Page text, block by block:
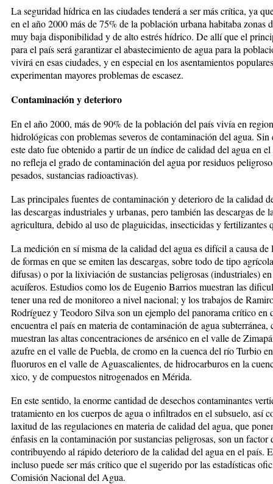
La seguridad hídrica en las ciudades tenderá a ser más crítica, ya
en el año 2000 más de 75% de la población urbana habitaba zonas
muy baja disponibilidad y de alto estrés hídrico. De allí que el
para el país será garanti­zar el abastecimiento de agua para la
vivirá en esas ciudades, y en especial en los asentamientos
experimentan mayores pro­blemas de escasez.
Contaminación y deterioro
En el año 2000, más de 90% de la po­bla­ción del país vivía en
hidrológicas con problemas severos de contaminación del agua. Sin
este dato fue obtenido a partir de un ín­dice de calidad del agua en el
no refleja el grado de contaminación del agua por residuos
pesados, sustancias radioactivas).
Las principales fuentes de con­ta­minación y deterioro de la calidad
las descargas industriales y urbanas, pero también las descargas de
agricultura, debido al uso de pla­guicidas, insecticidas y fertilizantes
La medición en sí misma de la cali­dad del agua es difícil a causa de
de formas en que se emiten las descargas, sobre todo de tipo
difusas) o por la lixiviación de sustancias peligrosas (industriales)
acuíferos. Estudios como los de Eugenio Barrios muestran las
tener una red de monitoreo a nivel nacional; y los trabajos de
Rodríguez y Teodoro Silva son un ejemplo del panorama crítico en
encuentra el país en materia de con­taminación de agua subterránea,
muestran las altas concentraciones de arsénico en el valle de
azufre en el valle de Puebla, de cromo en la cuenca del río Turbio
fluoruros en el valle de Aguascalientes, de hidrocarburos en la
xico, y de compuestos nitrogenados en Mérida.
En este sentido, la enorme cantidad de desechos contaminantes
tratamiento en los cuerpos de agua o infiltrados en el subsuelo, así
laxitud de las regulaciones en materia de calidad del agua, que
énfasis en la contaminación por sustancias peligrosas, son un factor
contribuyendo al rápido deterioro de la calidad del agua en el país.
incluso puede ser más crítico que el sugerido por las es­tadísticas
Comisión Na­cional del Agua.